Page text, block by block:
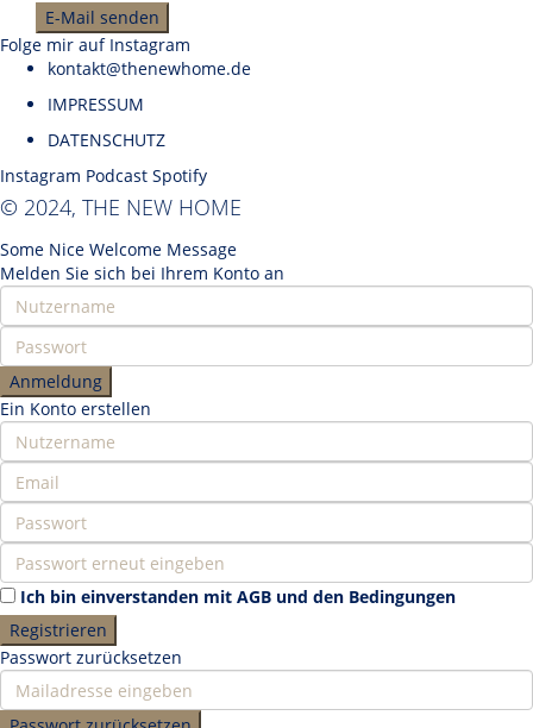
Folge mir auf Instagram
kontakt@thenewhome.de
IMPRESSUM
DATENSCHUTZ
Instagram Podcast Spotify
© 2024, THE NEW HOME
Some Nice Welcome Message
Melden Sie sich bei Ihrem Konto an
Anmeldung
Ein Konto erstellen
Ich bin einverstanden mit AGB und den Bedingungen
Registrieren
Passwort zurücksetzen